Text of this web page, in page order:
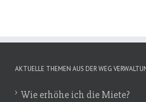
AKTUELLE THEMEN AUS DER WEG
Wie erhöhe ich die Miete?